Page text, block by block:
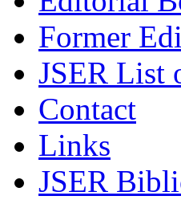
Former
JSER List
Contact
Links
JSER